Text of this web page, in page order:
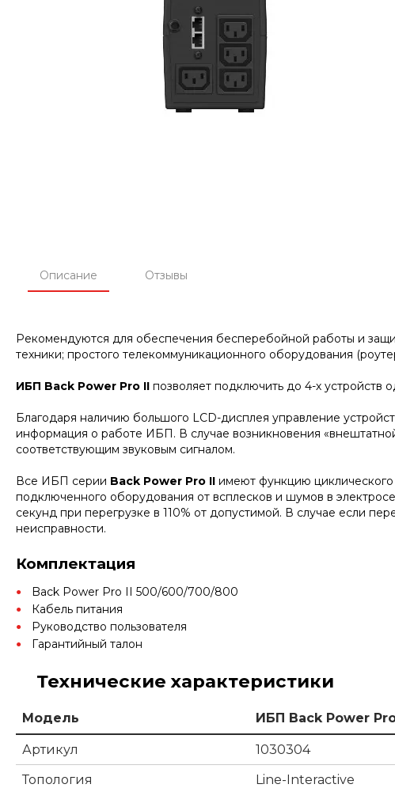
Описание Отзывы
Рекомендуются для обеспечения бесперебойной работы и
техники; простого телекоммуникационного оборудования
ИБП Back Power Pro II позволяет подключить до 4-х устройств
Благодаря наличию большого LCD-дисплея управление
информация о работе ИБП. В случае возникновения
соответствующим звуковым сигналом.
Все ИБП серии Back Power Pro II имеют функцию
подключенного оборудования от всплесков и шумов в
секунд при перегрузке в 110% от допустимой. В случае если
неисправности.
Комплектация
Back Power Pro II 500/600/700/800
Кабель питания
Руководство пользователя
Гарантийный талон
Технические характеристики
Модель ИБП Back Power
Артикул
1030304
Топология
Line-Interactive